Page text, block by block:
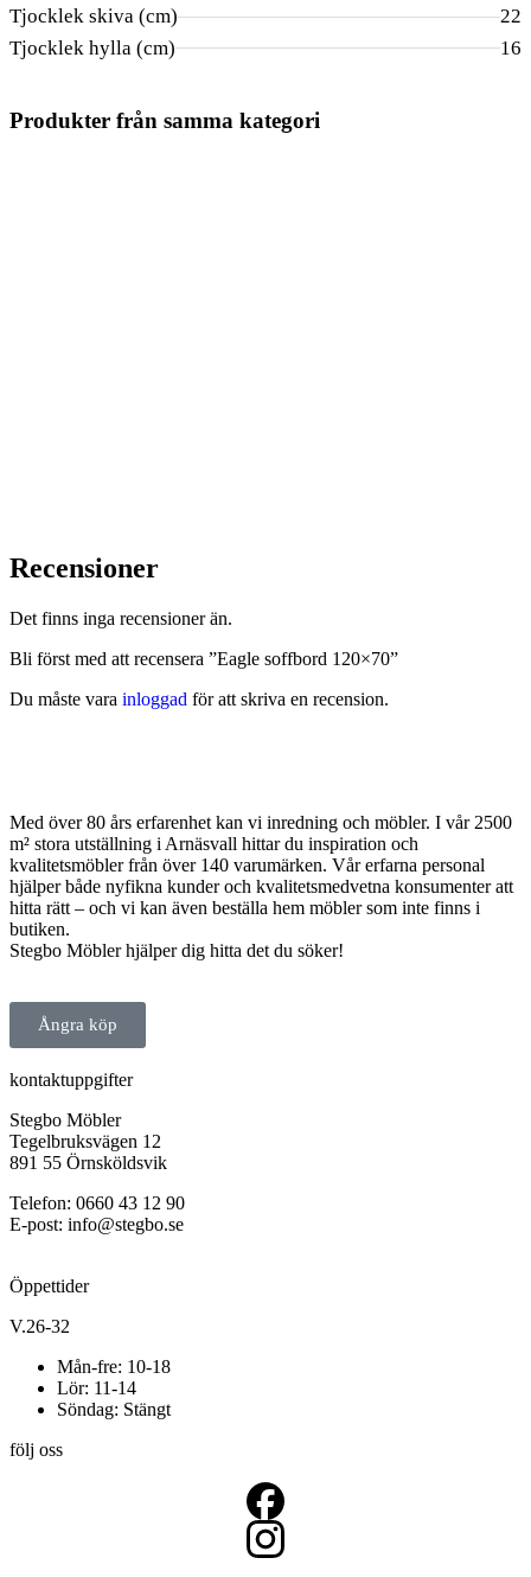
Tjocklek skiva (cm)
22
Tjocklek hylla (cm)
16
Produkter från samma kategori
Recensioner
Det finns inga recensioner än.
Bli först med att recensera ”Eagle soffbord 120×70”
Du måste vara inloggad för att skriva en recension.
Med över 80 års erfarenhet kan vi inredning och möbler. I vår 2500
m² stora utställning i Arnäsvall hittar du inspiration och
kvalitetsmöbler från över 140 varumärken. Vår erfarna personal
hjälper både nyfikna kunder och kvalitetsmedvetna konsumenter att
hitta rätt – och vi kan även beställa hem möbler som inte finns i
butiken.
Stegbo Möbler hjälper dig hitta det du söker!
Ångra köp
kontaktuppgifter
Stegbo Möbler
Tegelbruksvägen 12
891 55 Örnsköldsvik
Telefon: 0660 43 12 90
E-post: info@stegbo.se
Öppettider
V.26-32
Mån-fre: 10-18
Lör: 11-14
Söndag: Stängt
följ oss